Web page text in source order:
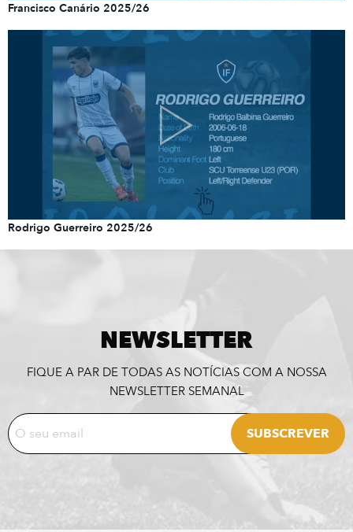
Francisco Canário 2025/26
Rodrigo Guerreiro 2025/26
NEWSLETTER
FIQUE A PAR DE TODAS AS NOTÍCIAS COM A NOSSA
NEWSLETTER SEMANAL